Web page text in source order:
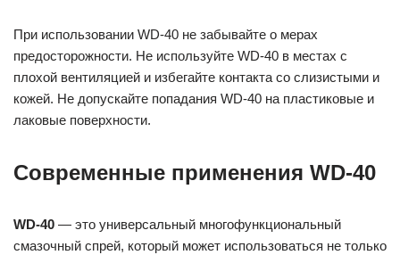
При использовании WD-40 не забывайте о мерах
предосторожности. Не используйте WD-40 в местах с
плохой вентиляцией и избегайте контакта со слизистыми и
кожей. Не допускайте попадания WD-40 на пластиковые и
лаковые поверхности.
Современные применения WD-40
WD-40 — это универсальный многофункциональный
смазочный спрей, который может использоваться не только